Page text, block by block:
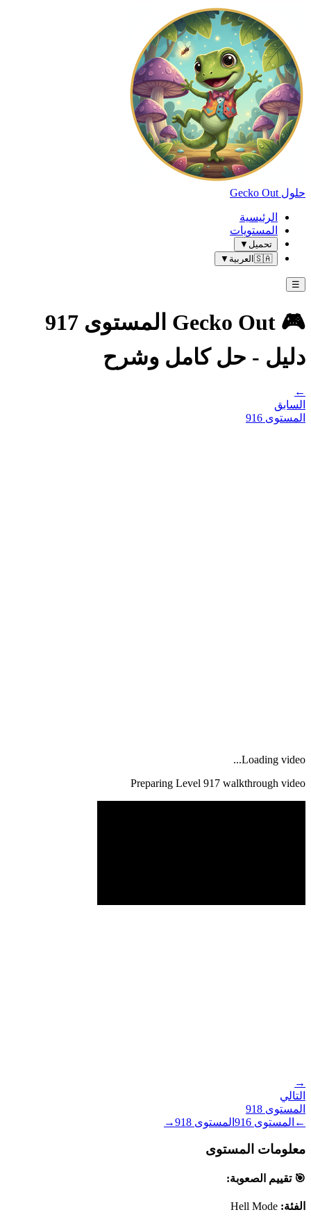
حلول Gecko Out
الرئيسية
المستويات
تحميل ▼
🇸🇦 العربية ▼
☰
🎮 Gecko Out المستوى 917
دليل - حل كامل وشرح
←
السابق
المستوى 916
Loading video...
Preparing Level 917 walkthrough video
→
التالي
المستوى 918
← المستوى 916 المستوى 918
→
معلومات المستوى
🎯 تقييم الصعوبة:
الفئة: Hell Mode